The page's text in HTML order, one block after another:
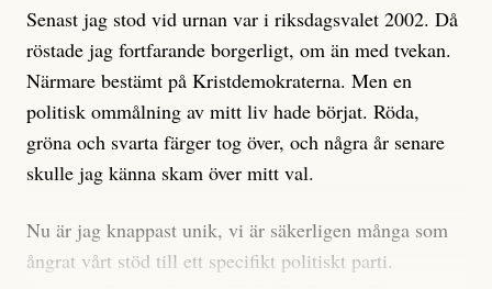
misstänkta personen är en infiltratör. Det som läsaren
får veta är att personen har ändrat sina politiska åsikter
under åren, att den har raderat tidigare innehåll på sina
sociala medier, att artikelns författare inte förstår sig
på personens ekonomi och att det tydligen finns
anonyma röster inom rörelsen som säger saker som
anses vara anledningar att titta närmare på personen,
men ingenting av detta är tillräckligt för att hänga ut
Senast jag stod vid urnan var i riksdagsvalet 2002. Då
röstade jag fortfarande borgerligt, om än med tvekan.
Närmare bestämt på Kristdemokraterna. Men en
politisk ommålning av mitt liv hade börjat. Röda,
gröna och svarta färger tog över, och några år senare
skulle jag känna skam över mitt val.
Nu är jag knappast unik, vi är säkerligen många som
ångrat vårt stöd till ett specifikt politiskt parti.